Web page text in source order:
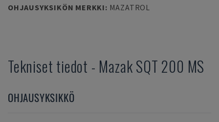
OHJAUSYKSIKÖN MERKKI: MAZATROL
Tekniset tiedot - MazakSQT 200 MS
OHJAUSYKSIKKÖ